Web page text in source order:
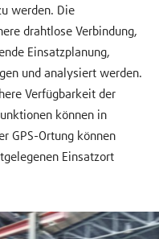
werden. Die
drahtlose Verbindung,
Einsatzplanung,
und analysiert werden.
Verfügbarkeit der
können in
GPS-Ortung können
Einsatzort